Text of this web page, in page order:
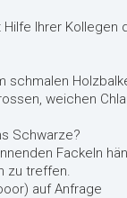
Ihrer Kollegen
schmalen
weichen
Schwarze?
Fackeln
zu treffen.
auf Anfrage